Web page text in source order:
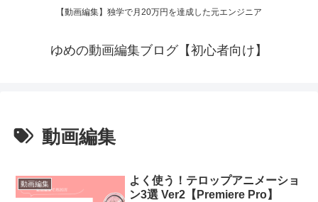
【動画編集】独学で月20万円を達成した元エンジニア
ゆめの動画編集ブログ【初心者向け】
動画編集
動画編集
よく使う！テロップアニメーショ
ン3選 Ver2【Premiere Pro】